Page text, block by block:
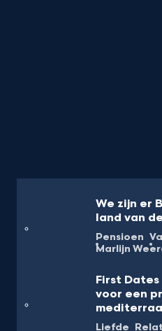
We zijn er
land van
Pensioen
Marlijn
First
voor een
Liefde